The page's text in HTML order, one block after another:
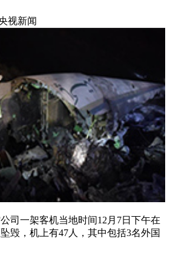
视新闻
一架客机当地时间12月7日下午在
毁，机上有47人，其中包括3名外国